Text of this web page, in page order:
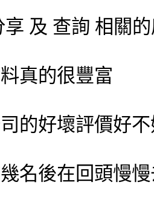
享 及 查詢 相關
真的很豐富
的好壞評價好
名後在回頭慢